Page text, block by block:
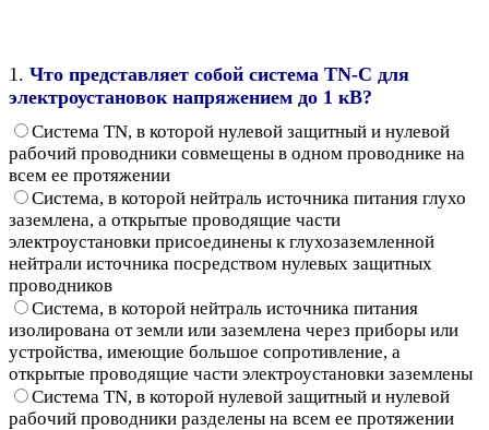
1. Что представляет собой система TN-C для
электроустановок напряжением до 1 кВ?
Система TN, в которой нулевой защитный и нулевой
рабочий проводники совмещены в одном проводнике на
всем ее протяжении
Система, в которой нейтраль источника питания глухо
заземлена, а открытые проводящие части
электроустановки присоединены к глухозаземленной
нейтрали источника посредством нулевых защитных
проводников
Система, в которой нейтраль источника питания
изолирована от земли или заземлена через приборы или
устройства, имеющие большое сопротивление, а
открытые проводящие части электроустановки заземлены
Система TN, в которой нулевой защитный и нулевой
рабочий проводники разделены на всем ее протяжении